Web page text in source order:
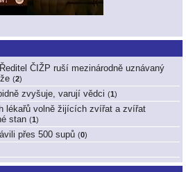
ČIŽP ruší mezinárodně uznávaný
(2)
zvyšuje, varují vědci (1)
lékařů volně žijících zvířat a zvířat
stan (1)
přes 500 supů (0)